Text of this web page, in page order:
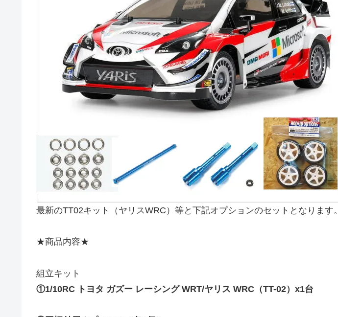
最新のTT02キット（ヤリスWRC）等と下記オプションのセットとなります。
★商品内容★
組立キット
①1/10RC トヨタ ガズー レーシング WRT/ヤリス WRC（TT-02）x1台